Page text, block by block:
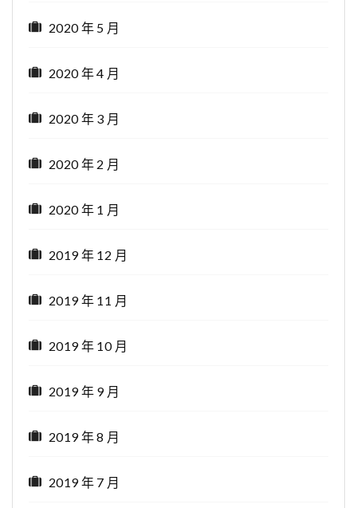
2020 年 5 月
2020 年 4 月
2020 年 3 月
2020 年 2 月
2020 年 1 月
2019 年 12 月
2019 年 11 月
2019 年 10 月
2019 年 9 月
2019 年 8 月
2019 年 7 月